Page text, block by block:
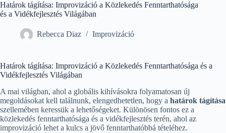
Határok tágítása: Improvizáció a Közlekedés Fenntarthatósága
és a Vidékfejlesztés Világában
Rebecca Diaz Improvizáció
Határok tágítása: Improvizáció a Közlekedés Fenntarthatósága és a
Vidékfejlesztés Világában
A mai világban, ahol a globális kihívásokra folyamatosan új
megoldásokat kell találnunk, elengedhetetlen, hogy a határok tágítása
szellemében keressük a lehetőségeket. Különösen fontos ez a
közlekedés fenntarthatósága és a vidékfejlesztés terén, ahol az
improvizáció lehet a kulcs a jövő fenntarthatóbbá tételéhez.